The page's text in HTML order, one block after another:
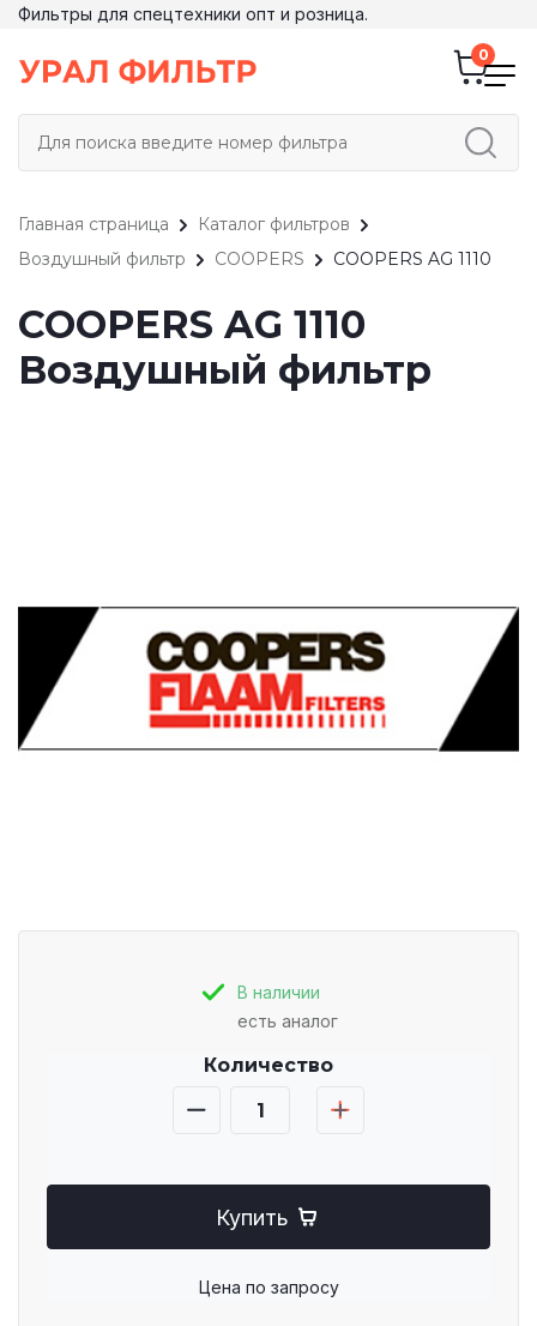
Фильтры для спецтехники опт и розница.
Главная страница
Каталог фильтров
Воздушный фильтр
COOPERS COOPERS AG 1110
COOPERS AG 1110
Воздушный фильтр
В наличии
есть аналог
Количество
Купить
Цена по запросу